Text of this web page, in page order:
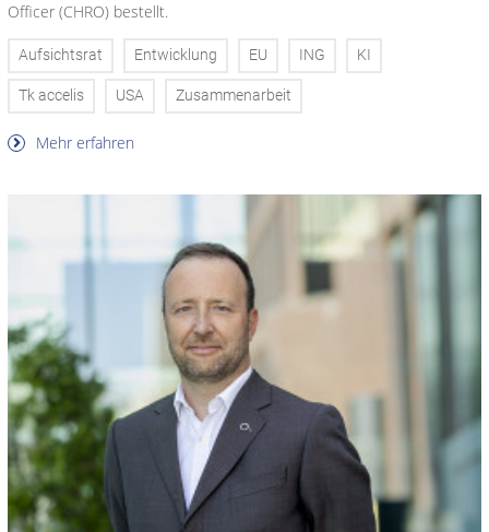
Officer (CHRO) bestellt.
Aufsichtsrat Entwicklung EU ING KI
Tk accelis USA Zusammenarbeit
Mehr erfahren